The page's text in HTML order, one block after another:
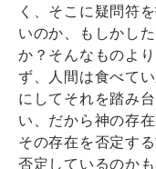
く、そこに疑問符
いのか、もしかし
か？そんなものよ
ず、人間は食べて
にしてそれを踏み
い、だから神の存
その存在を否定す
否定しているのか